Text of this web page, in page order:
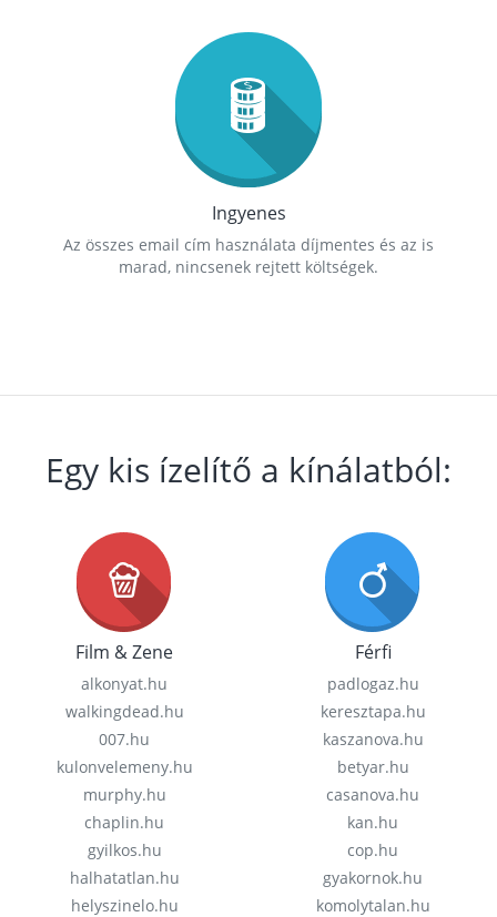
Ingyenes
Az összes email cím használata díjmentes és az is
marad, nincsenek rejtett költségek.
Egy kis ízelítő a kínálatból:
Film & Zene
alkonyat.hu
walkingdead.hu
007.hu
kulonvelemeny.hu
murphy.hu
chaplin.hu
gyilkos.hu
halhatatlan.hu
helyszinelo.hu
Férfi
padlogaz.hu
keresztapa.hu
kaszanova.hu
betyar.hu
casanova.hu
kan.hu
cop.hu
gyakornok.hu
komolytalan.hu